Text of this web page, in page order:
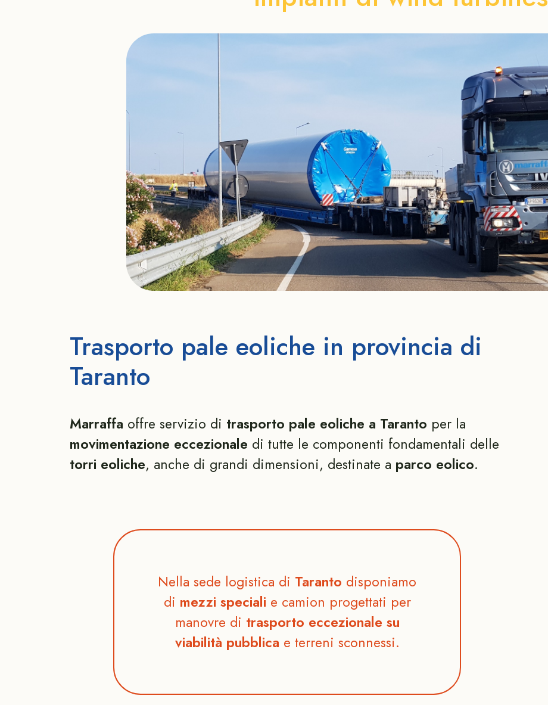
Trasporto pale eoliche in provincia di
Taranto
Marraffa offre servizio di trasporto pale eoliche a Taranto per la
movimentazione eccezionale di tutte le componenti fondamentali delle
torri eoliche, anche di grandi dimensioni, destinate a parco eolico.
Nella sede logistica di Taranto disponiamo
di mezzi speciali e camion progettati per
manovre di trasporto eccezionale su
viabilità pubblica e terreni sconnessi.